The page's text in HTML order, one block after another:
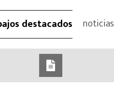
destacados noticias